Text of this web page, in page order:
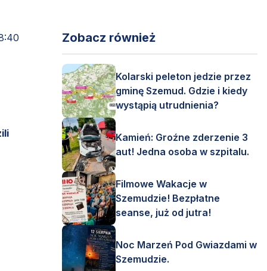
Zobacz również
Kolarski peleton jedzie przez
gminę Szemud. Gdzie i kiedy
wystąpią utrudnienia?
Kamień: Groźne zderzenie 3
aut! Jedna osoba w szpitalu.
Filmowe Wakacje w
Szemudzie! Bezpłatne
seanse, już od jutra!
Noc Marzeń Pod Gwiazdami w
Szemudzie.